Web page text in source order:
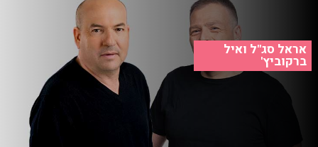
אראל סג"ל ואיל
ברקוביץ'